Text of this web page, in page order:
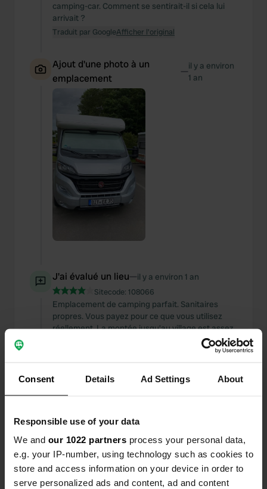
Consent Details Ad Settings About
Responsible use of your data
We and our 1022 partners process your personal data,
e.g. your IP-number, using technology such as cookies to
store and access information on your device in order to
serve personalized ads and content, ad and content
camping-car. Comment se sentirait-il si cela lui
arrivait ?
Traduit par GoogleAfficher l'original
Ajout d'une photo à un
emplacement
—il y a environ
1 an
J'ai évalué un lieu—il y a environ 1 an
Sitecode: 108066
Emplacement de camping parfait. Sanitaires
propres. Vous payez pour ce que vous utilisez
réellement. La montée jusqu'au village est assez
difficile. Des lieux spacieux. Silence dans la nuit.
J'ai évalué un lieu il y a environ 1 an
Beaucoup d'espace. Juste une poubelle. Très
calme. Excellent point de départ pour la
randonnée.
Traduit par Google Afficher l'original